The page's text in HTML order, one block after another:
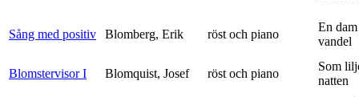
Sång med positiv Blomberg, Erik röst och piano
En
vandel
Blomstervisor I Blomquist, Josef röst och piano
Som
natten